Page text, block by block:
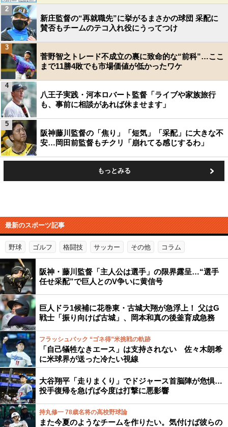
新庄監督の“再就職先”に挙がるまさかの球団 采配に
賛否もチームのテコ入れ役にうってつけ
2
菅野智之トレード不成立の裏に致命的な“前科”…ここ
まで11勝4敗でも市場価値が低かったワケ
3
八王子実践・河本ロバート監督「ライブや家族旅行
も、事前に相談があれば休ませます」
4
阪神藤川監督の「焦り」「短気」「采配」に大きな不
安…岡田前監督もチクリ「崩れてる感じするわ」
5
もっとみる
最新のスポーツ記事
野球 ゴルフ 格闘技 サッカー その他 コラム
阪神・藤川監督「主人公は選手」の限界露呈…“選手
任せ采配”で巨人とのV争いに黄信号
巨人ドラ1候補に花巻東・古城大翔が急浮上！ 父はG
戦士「振り向けば古城」、岡本和真の後釜育成急務
フラッシュバック “ゴネ得”米挑戦の軌跡
「自己犠牲なきエース」は支持されない 佐々木朗希
に米球界が送った冷たい視線
大谷翔平「走りまくり」でドジャース首脳陣が危惧…
投手復帰を急げば今度は打撃に悪影響
持丸修一 78歳名将の高校野球論
また今夏のようなチームを作りたい。気付けば彼らの